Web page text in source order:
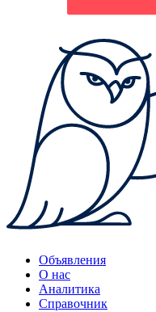
Объявления
О нас
Аналитика
Справочник